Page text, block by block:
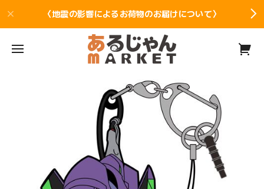
〈地震の影響によるお荷物のお届けについて〉